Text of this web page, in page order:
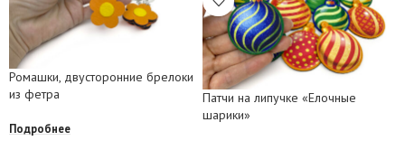
Ромашки, двусторонние брелоки
из фетра
Подробнее
Патчи на липучке «Елочные
шарики»